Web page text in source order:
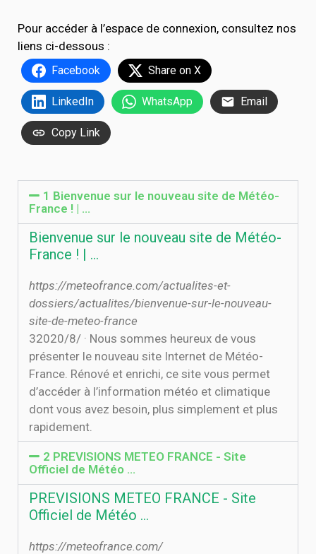
Pour accéder à l’espace de connexion, consultez nos
liens ci-dessous :
Facebook Share on X
LinkedIn WhatsApp Email
Copy Link
1 Bienvenue sur le nouveau site de Météo-
France ! | …
Bienvenue sur le nouveau site de Météo-
France ! | …
https://meteofrance.com/actualites-et-
dossiers/actualites/bienvenue-sur-le-nouveau-
site-de-meteo-france
3‏‏/8‏‏/2020 · Nous sommes heureux de vous
présenter le nouveau site Internet de Météo-
France. Rénové et enrichi, ce site vous permet
d’accéder à l’information météo et climatique
dont vous avez besoin, plus simplement et plus
rapidement.
2 PREVISIONS METEO FRANCE - Site
Officiel de Météo …
PREVISIONS METEO FRANCE - Site
Officiel de Météo …
https://meteofrance.com/